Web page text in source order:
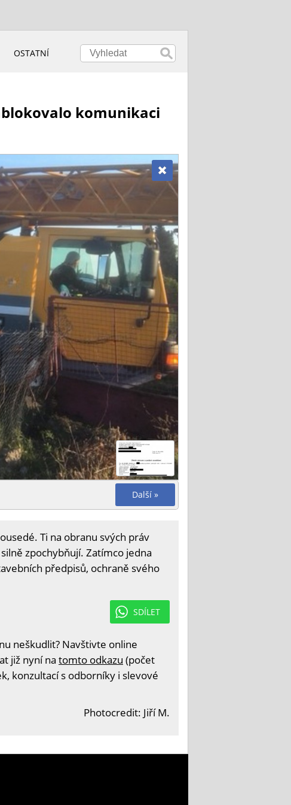
OSTATNÍ
komunikaci
Další »
Ti na obranu svých práv
zpochybňují. Zatímco jedna
předpisů, ochraně svého
SDÍLET
neškudlit? Navštivte online
již nyní na tomto odkazu (počet
konzultací s odborníky i slevové
Photocredit: Jiří M.